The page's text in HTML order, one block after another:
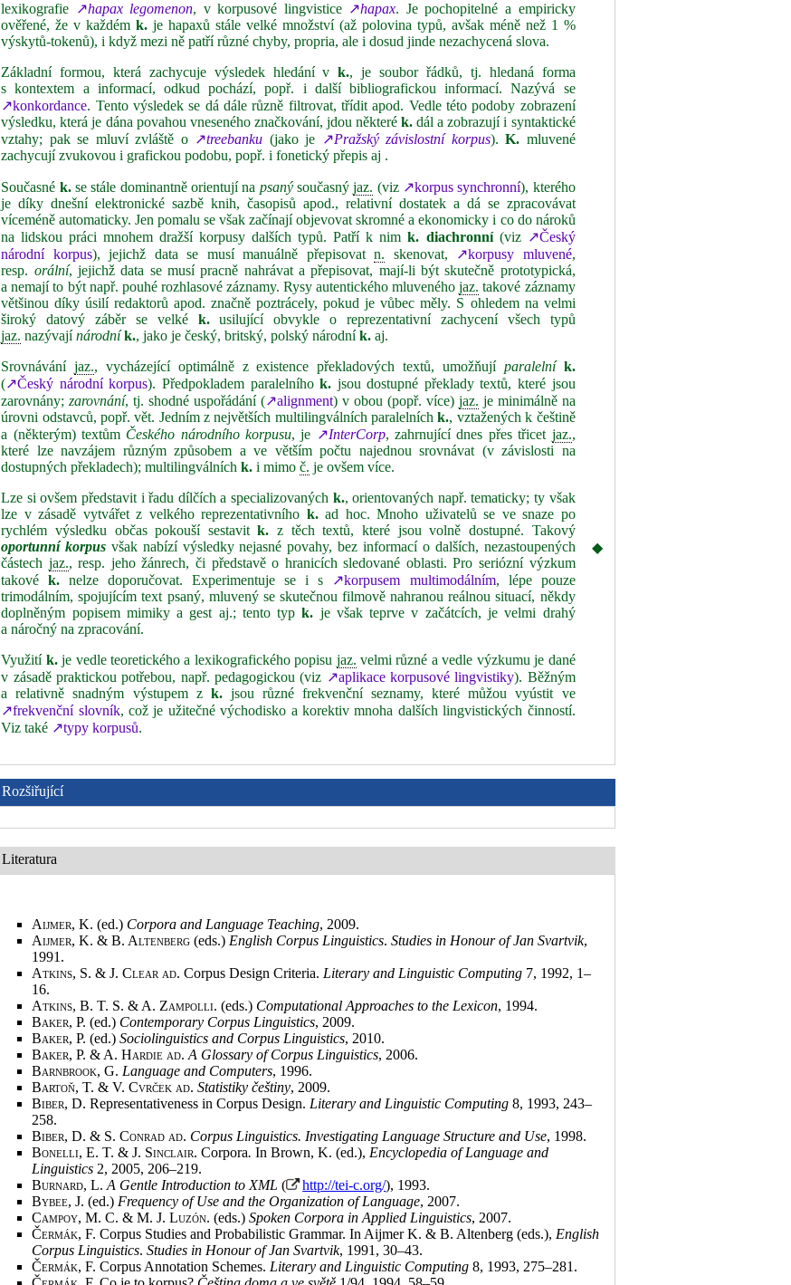
lexikografie ↗hapax legomenon, v korpusové lingvistice ↗hapax. Je pochopitelné a empiricky
ověřené, že v každémk. je hapaxů stále velké množství (až polovina typů, avšak méně než 1 %
výskytů‑tokenů), i když mezi ně patří různé chyby, propria, ale i dosud jinde nezachycená slova.
Základní formou, která zachycuje výsledek hledání vk., je soubor řádků, tj. hledaná forma
s kontextem a informací, odkud pochází, popř. i další bibliografickou informací. Nazývá se
↗konkordance. Tento výsledek se dá dále různě filtrovat, třídit apod. Vedle této podoby zobrazení
výsledku, která je dána povahou vneseného značkování, jdou některék. dál a zobrazují i syntaktické
vztahy; pak se mluví zvláště o ↗treebanku (jako je ↗Pražský závislostní korpus).K. mluvené
zachycují zvukovou i grafickou podobu, popř. i fonetický přepis aj .
Současné k.se stále dominantně orientují na psanýsoučasnýjaz. (viz ↗korpus synchronní), kterého
je díky dnešní elektronické sazbě knih, časopisů apod., relativní dostatek a dá se zpracovávat
víceméně automaticky. Jen pomalu se však začínají objevovat skromné a ekonomicky i co do nároků
na lidskou práci mnohem dražší korpusy dalších typů. Patří k nimk. diachronní(viz ↗Český
národní korpus), jejichž data se musí manuálně přepisovatn. skenovat, ↗korpusy mluvené,
resp. orální, jejichž data se musí pracně nahrávat a přepisovat, mají‑li být skutečně prototypická,
a nemají to být např. pouhé rozhlasové záznamy. Rysy autentického mluvenéhojaz. takové záznamy
většinou díky úsilí redaktorů apod. značně poztrácely, pokud je vůbec měly. S ohledem na velmi
široký datový záběr se velké k.usilující obvykle o reprezentativní zachycení všech typů
jaz. nazývajínárodní k., jako je český, britský, polský národník. aj.
Srovnáváníjaz., vycházející optimálně z existence překladových textů, umožňují paralelní k.
(↗Český národní korpus). Předpokladem paralelníhok. jsou dostupné překlady textů, které jsou
zarovnány;zarovnání, tj. shodné uspořádání (↗alignment) v obou (popř. více) jaz. je minimálně na
úrovni odstavců, popř. vět. Jedním z největších multilingválních paralelníchk., vztažených k češtině
a (některým) textům Českého národního korpusu, je ↗InterCorp, zahrnující dnes přes třicet jaz.,
které lze navzájem různým způsobem a ve větším počtu najednou srovnávat (v závislosti na
dostupných překladech); multilingválníchk. i mimoč. je ovšem více.
Lze si ovšem představit i řadu dílčích a specializovaných k., orientovaných např. tematicky; ty však
lze v zásadě vytvářet z velkého reprezentativního k.ad hoc. Mnoho uživatelů se ve snaze po
rychlém výsledku občas pokouší sestavitk. z těch textů, které jsou volně dostupné. Takový
oportunní korpus však nabízí výsledky nejasné povahy, bez informací o dalších, nezastoupených
částech jaz., resp. jeho žánrech, či představě o hranicích sledované oblasti. Pro seriózní výzkum
takovék. nelze doporučovat. Experimentuje se i s ↗korpusem multimodálním, lépe pouze
trimodálním, spojujícím text psaný, mluvený se skutečnou filmově nahranou reálnou situací, někdy
doplněným popisem mimiky a gest aj.; tento typk. je však teprve v začátcích, je velmi drahý
a náročný na zpracování.
Využití k.je vedle teoretického a lexikografického popisu jaz. velmi různé a vedle výzkumu je dané
v zásadě praktickou potřebou, např. pedagogickou (viz ↗aplikace korpusové lingvistiky). Běžným
a relativně snadným výstupem z k.jsou různé frekvenční seznamy, které můžou vyústit ve
↗frekvenční slovník, což je užitečné východisko a korektiv mnoha dalších lingvistických činností.
Viz také ↗typy korpusů.
◆
Rozšiřující
Literatura
Aijmer, K. (ed.) Corpora and Language Teaching, 2009.
Aijmer, K. & B. Altenberg(eds.) English Corpus Linguistics.Studies in Honour of Jan Svartvik,
1991 .
Atkins, S. & J. Clear ad. Corpus Design Criteria. Literary and Linguistic Computing 7, 1992, 1–
16.
Atkins, B. T. S. & A. Zampolli. (eds.) Computational Approaches to the Lexicon, 1994.
Baker, P.(ed.) Contemporary Corpus Linguistics, 2009.
Baker, P.(ed.)Sociolinguistics and Corpus Linguistics, 2010.
Baker, P. & A. Hardie ad.A Glossary of Corpus Linguistics, 2006.
Barnbrook, G. Language and Computers, 1996.
Bartoň, T. & V. Cvrček ad.Statistiky češtiny, 2009.
Biber, D.Representativeness in Corpus Design. Literary and Linguistic Computing 8, 1993, 243–
258.
Biber, D. & S. Conrad ad. Corpus Linguistics. Investigating Language Structure and Use, 1998.
Bonelli, E. T. & J. Sinclair. Corpora. In Brown, K. (ed.), Encyclopedia of Language and
Linguistics 2, 2005, 206–219.
Burnard, L.A Gentle Introduction to XML ( http://tei-c.org/), 1993.
Bybee, J.(ed.) Frequency of Use and the Organization of Language, 2007.
Campoy, M. C. & M. J. Luzón. (eds.)Spoken Corpora in Applied Linguistics, 2007.
Čermák, F.Corpus Studies and Probabilistic Grammar. In Aijmer K. & B. Altenberg (eds.), English
Corpus Linguistics.Studies in Honour of Jan Svartvik, 1991, 30–43.
Čermák, F.Corpus Annotation Schemes. Literary and Linguistic Computing 8, 1993, 275–281 .